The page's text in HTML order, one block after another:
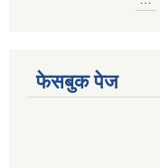
फेसबुक पेज